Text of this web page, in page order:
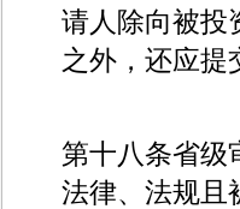
请人除向被投
之外，还应提
第十八条省级
法律、法规且